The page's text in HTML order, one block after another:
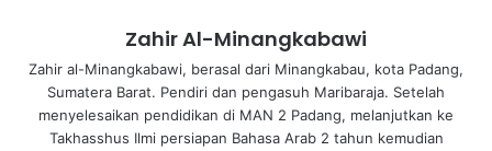
Zahir Al-Minangkabawi
Zahir al-Minangkabawi, berasal dari Minangkabau, kota Padang,
Sumatera Barat. Pendiri dan pengasuh Maribaraja. Setelah
menyelesaikan pendidikan di MAN 2 Padang, melanjutkan ke
Takhasshus Ilmi persiapan Bahasa Arab 2 tahun kemudian